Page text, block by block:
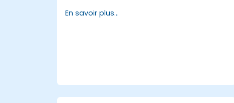
Appliquer les meilleures pratiques pour
En savoir plus...